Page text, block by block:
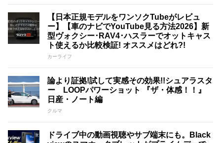
【日本正規モデルをワンソクTubeがレビュ
ー】【車のナビでYouTube見る方法2026】新
型ヴォクシー･RAV4･ハスラーでオットキャス
ト使えるか比較検証! オススメはどれ?!
カーライフ
論より証拠!試して実感その効果!!シュアラスタ
ー LOOPパワーショット 『ザ・体感！！』
日産・ノート編
クルマ
ドライブ中の動画視聴やサブ端末にも。Black